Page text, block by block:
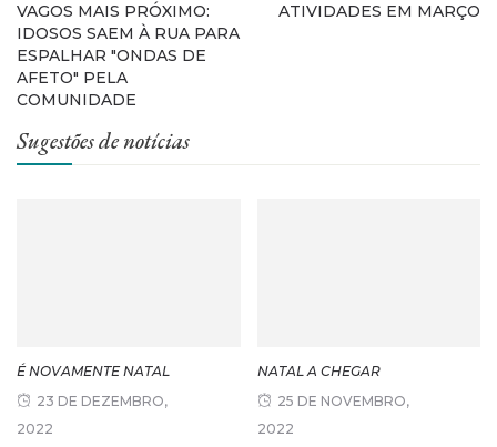
VAGOS MAIS PRÓXIMO:
IDOSOS SAEM À RUA PARA
ESPALHAR "ONDAS DE
AFETO" PELA
COMUNIDADE
ATIVIDADES EM MARÇO
Sugestões de notícias
É NOVAMENTE NATAL
23 DE DEZEMBRO,
2022
NATAL A CHEGAR
25 DE NOVEMBRO,
2022